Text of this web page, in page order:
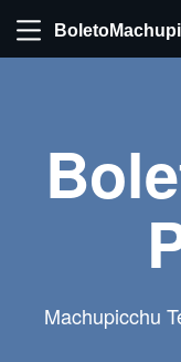
Machupicchu